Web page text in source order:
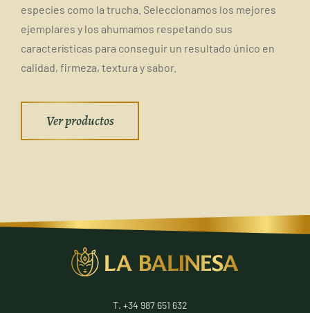
especies como la trucha. Seleccionamos los mejores
ejemplares y los ahumamos respetando sus
características para conseguir un resultado único en
calidad, firmeza, textura y sabor.
Ver productos
T. +34 987 651 632